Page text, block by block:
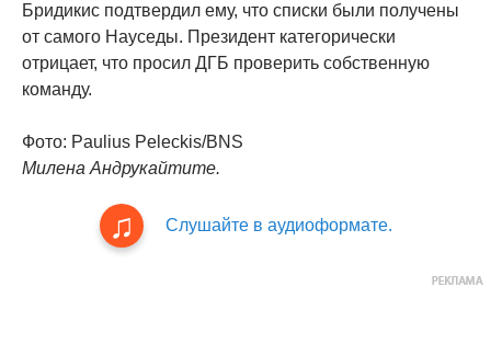
Бридикис подтвердил ему, что списки были получены
от самого Науседы. Президент категорически
отрицает, что просил ДГБ проверить собственную
команду.
Фото: Paulius Peleckis/BNS
Милена Андрукайтите.
Слушайте в аудиоформате.